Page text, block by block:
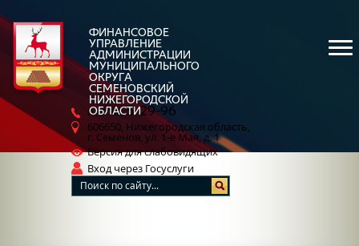
ФИНАНСОВОЕ
УПРАВЛЕНИЕ
АДМИНИСТРАЦИИ
МУНИЦИПАЛЬНОГО
ОКРУГА
СЕМЕНОВСКИЙ
НИЖЕГОРОДСКОЙ
ОБЛАСТИ
8 (83162)5-29-96
606650, Нижегородская область,
г. Семенов, ул. 1-е Мая, д. 1
Версия для слабовидящих
Вход через Госуслуги